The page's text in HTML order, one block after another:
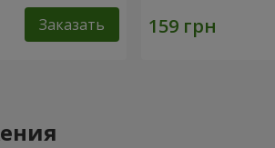
Заказать